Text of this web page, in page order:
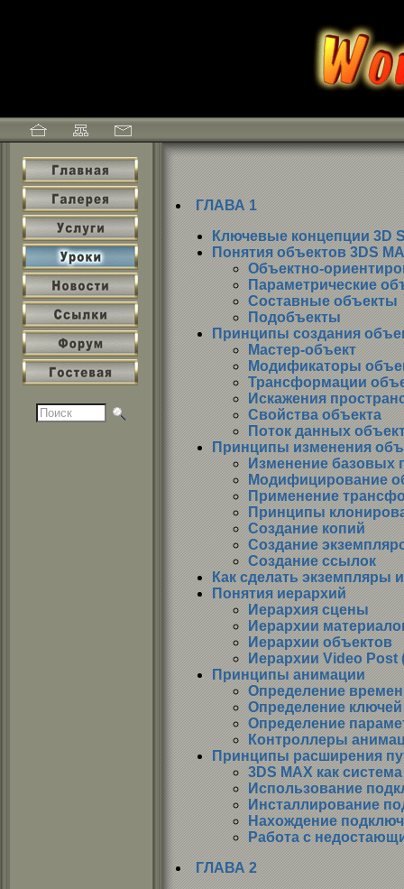
ГЛАВА 1
Ключевые концепции 3D
Понятия объектов 3DS
Объектно-
Параметрические
Составные объекты
Подобъекты
Принципы создания
Мастер-объект
Модификаторы
Трансформации
Искажения
Свойства объекта
Поток данных
Принципы изменения
Изменение базовых
Модифицирование
Применение
Принципы
Создание копий
Создание
Создание ссылок
Как сделать экземпляры
Понятия иерархий
Иерархия сцены
Иерархии
Иерархии объектов
Иерархии Video Post
Принципы анимации
Определение
Определение ключей
Определение
Контроллеры
Принципы расширения
3DS МАХ как
Использование
Инсталлирование
Нахождение
Работа с
ГЛАВА 2